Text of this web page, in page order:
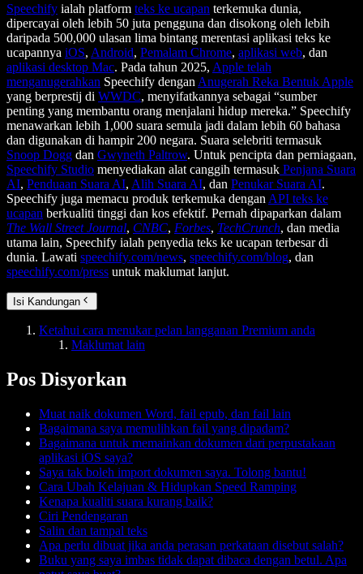
Speechify ialah platform teks ke ucapan terkemuka dunia,
dipercayai oleh lebih 50 juta pengguna dan disokong oleh lebih
daripada 500,000 ulasan lima bintang merentasi aplikasi teks ke
ucapannya iOS, Android, Pemalam Chrome, aplikasi web, dan
aplikasi desktop Mac. Pada tahun 2025, Apple telah
menganugerahkan Speechify dengan Anugerah Reka Bentuk Apple
yang berprestij di WWDC, menyifatkannya sebagai “sumber
penting yang membantu orang menjalani hidup mereka.” Speechify
menawarkan lebih 1,000 suara semula jadi dalam lebih 60 bahasa
dan digunakan di hampir 200 negara. Suara selebriti termasuk
Snoop Dogg dan Gwyneth Paltrow. Untuk pencipta dan perniagaan,
Speechify Studio menyediakan alat canggih termasuk Penjana Suara
AI, Penduaan Suara AI, Alih Suara AI, dan Penukar Suara AI.
Speechify juga memacu produk terkemuka dengan API teks ke
ucapan berkualiti tinggi dan kos efektif. Pernah dipaparkan dalam
The Wall Street Journal, CNBC, Forbes, TechCrunch, dan media
utama lain, Speechify ialah penyedia teks ke ucapan terbesar di
dunia. Lawati speechify.com/news, speechify.com/blog, dan
speechify.com/press untuk maklumat lanjut.
Isi Kandungan
Ketahui cara menukar pelan langganan Premium anda
Maklumat lain
Pos Disyorkan
Muat naik dokumen Word, fail epub, dan fail lain
Bagaimana saya memulihkan fail yang dipadam?
Bagaimana untuk memainkan dokumen dari perpustakaan
aplikasi iOS saya?
Saya tak boleh import dokumen saya. Tolong bantu!
Cara Ubah Kelajuan & Hidupkan Speed Ramping
Kenapa kualiti suara kurang baik?
Ciri Pendengaran
Salin dan tampal teks
Apa perlu dibuat jika anda perasan perkataan disebut salah?
Buku yang saya imbas tidak dapat dibaca dengan betul. Apa